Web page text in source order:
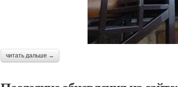
читать дальше →